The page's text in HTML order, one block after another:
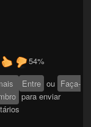
54%
sobre Filha...
Entre ou Faça-
para enviar